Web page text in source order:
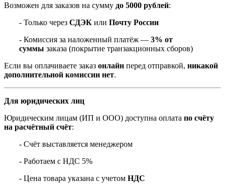
Возможен для заказов на сумму до 5000 рублей:
- Только через СДЭК или Почту России
- Комиссия за наложенный платёж — 3% от
суммы заказа (покрытие транзакционных сборов)
Если вы оплачиваете заказ онлайн перед отправкой, никакой
дополнительной комиссии нет.
Для юридических лиц
Юридическим лицам (ИП и ООО) доступна оплата по счёту
на расчётный счёт:
- Счёт выставляется менеджером
- Работаем с НДС 5%
- Цена товара указана с учетом НДС